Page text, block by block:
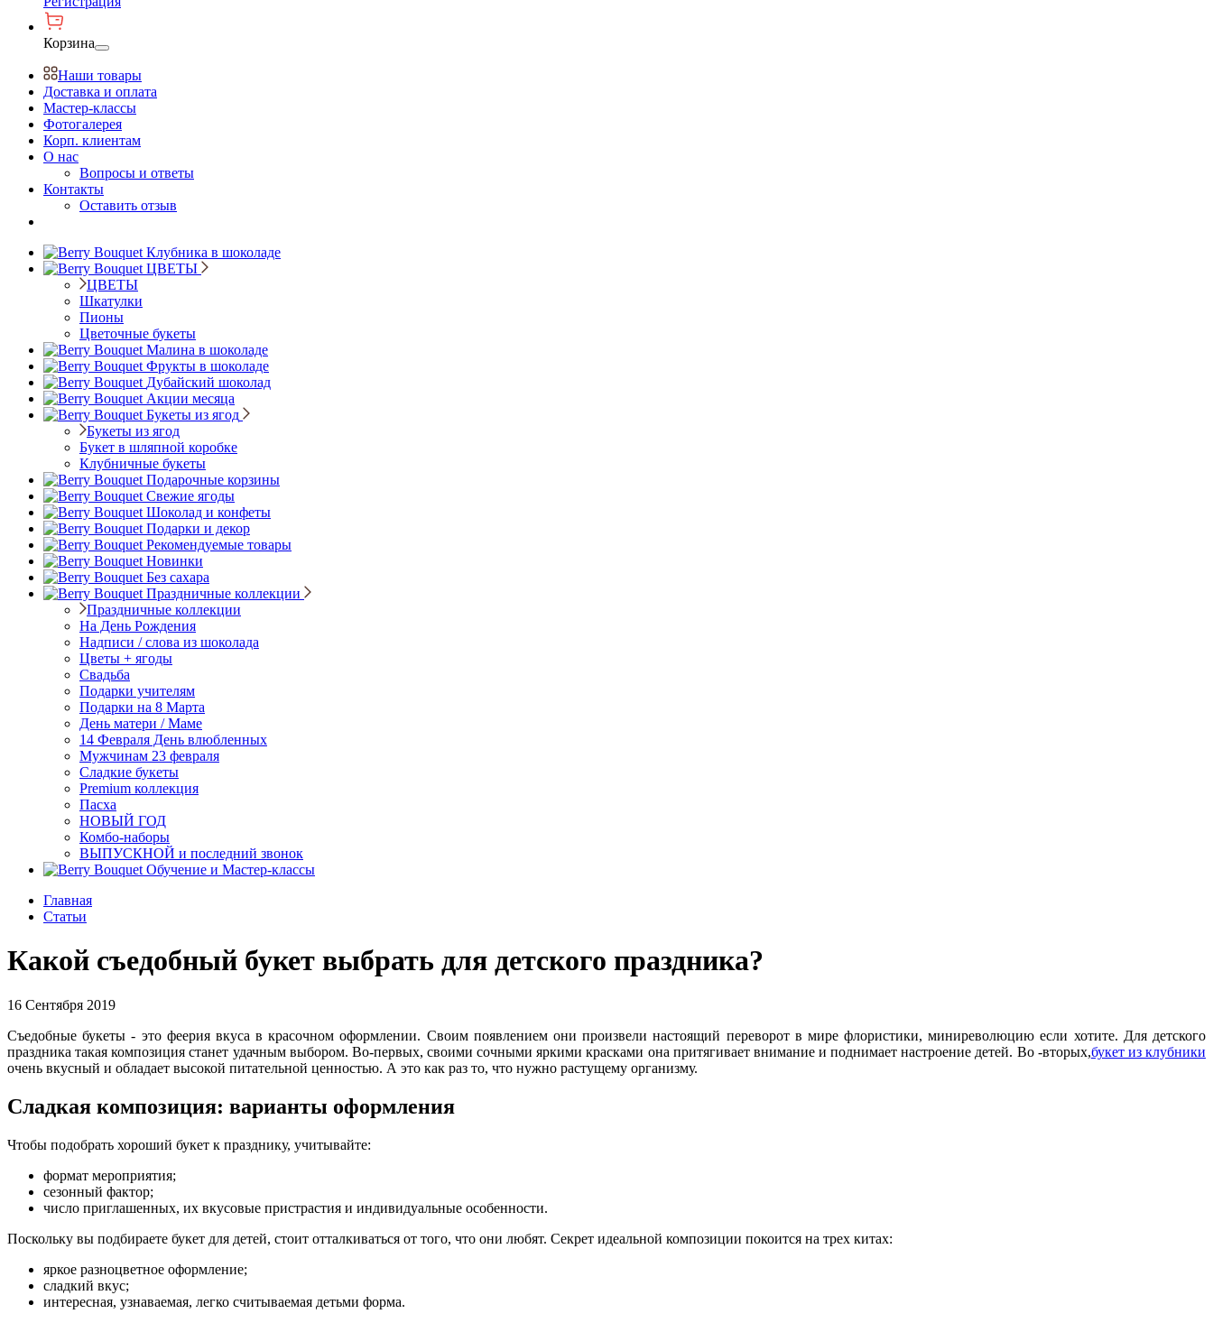
Корзина
Наши товары
Доставка и оплата
Мастер-классы
Фотогалерея
Корп. клиентам
О нас
Вопросы и ответы
Контакты
Оставить отзыв
Клубника в шоколаде
ЦВЕТЫ
ЦВЕТЫ
Шкатулки
Пионы
Цветочные букеты
Малина в шоколаде
Фрукты в шоколаде
Дубайский шоколад
Акции месяца
Букеты из ягод
Букеты из ягод
Букет в шляпной коробке
Клубничные букеты
Подарочные корзины
Свежие ягоды
Шоколад и конфеты
Подарки и декор
Рекомендуемые товары
Новинки
Без сахара
Праздничные коллекции
Праздничные коллекции
На День Рождения
Надписи / слова из шоколада
Цветы + ягоды
Свадьба
Подарки учителям
Подарки на 8 Марта
День матери / Маме
14 Февраля День влюбленных
Мужчинам 23 февраля
Сладкие букеты
Premium коллекция
Пасха
НОВЫЙ ГОД
Комбо-наборы
ВЫПУСКНОЙ и последний звонок
Обучение и Мастер-классы
Главная
Статьи
Какой съедобный букет выбрать для детского праздника?
16 Сентября 2019
Съедобные букеты - это феерия вкуса в красочном оформлении. Своим появлением они произвели настоящий переворот в мире флористики, миниреволюцию если хотите. Для детского
праздника такая композиция станет удачным выбором. Во-первых, своими сочными яркими красками она притягивает внимание и поднимает настроение детей. Во -вторых,букет из клубники
очень вкусный и обладает высокой питательной ценностью. А это как раз то, что нужно растущему организму.
Сладкая композиция: варианты оформления
Чтобы подобрать хороший букет к празднику, учитывайте:
формат мероприятия;
сезонный фактор;
число приглашенных, их вкусовые пристрастия и индивидуальные особенности.
Поскольку вы подбираете букет для детей, стоит отталкиваться от того, что они любят. Секрет идеальной композиции покоится на трех китах:
яркое разноцветное оформление;
сладкий вкус;
интересная, узнаваемая, легко считываемая детьми форма.